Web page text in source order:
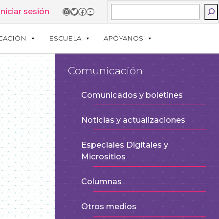
Buscar
Instagram
Twitter
Facebook
YouTube
sesión
ESCUELA APÓYANOS
Comunicación
Comunicados y boletines
Noticias y actualizaciones
Especiales Digitales y
Micrositios
Columnas
Otros medios